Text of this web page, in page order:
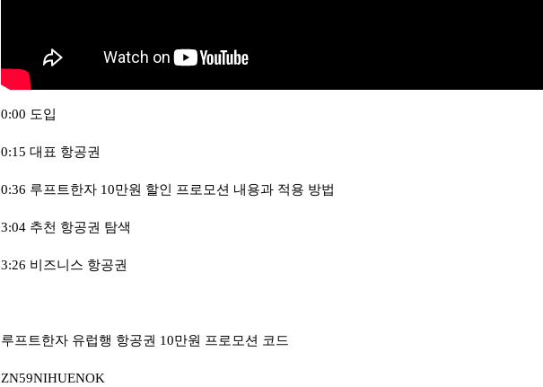
0:00 도입
0:15 대표 항공권
0:36 루프트한자 10만원 할인 프로모션 내용과 적용 방법
3:04 추천 항공권 탐색
3:26 비즈니스 항공권
루프트한자 유럽행 항공권 10만원 프로모션 코드
ZN59NIHUENOK